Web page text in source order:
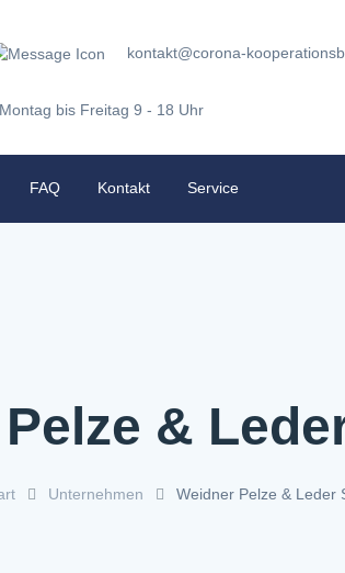
kontakt@corona-
bis Freitag 9 - 18 Uhr
FAQ Kontakt Service
&
Unternehmen Weidner Pelze & Leder